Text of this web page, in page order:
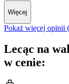
Więcej
Pokaż więcej opinii
Lecąc na
w cenie: